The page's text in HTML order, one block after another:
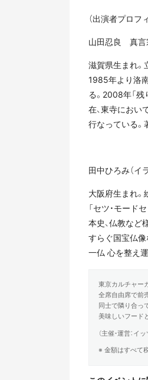
（出演者プロフ
山田忍良 真言
滋賀県生まれ。
1985年より洛
る。2008年「
在、東寺におい
行なっている。
田中ひろみ（イ
大阪府生まれ
「セツ・モード
本史、仏教など
すらぐ国宝仏像
一仏 心を整え
東京カルチャー
全席自由席で前
同士で隣り合っ
美味しいフード
（主催・運営：イ
※ 金額はすべて